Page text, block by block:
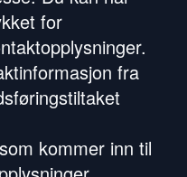
for
fra
kommer inn til